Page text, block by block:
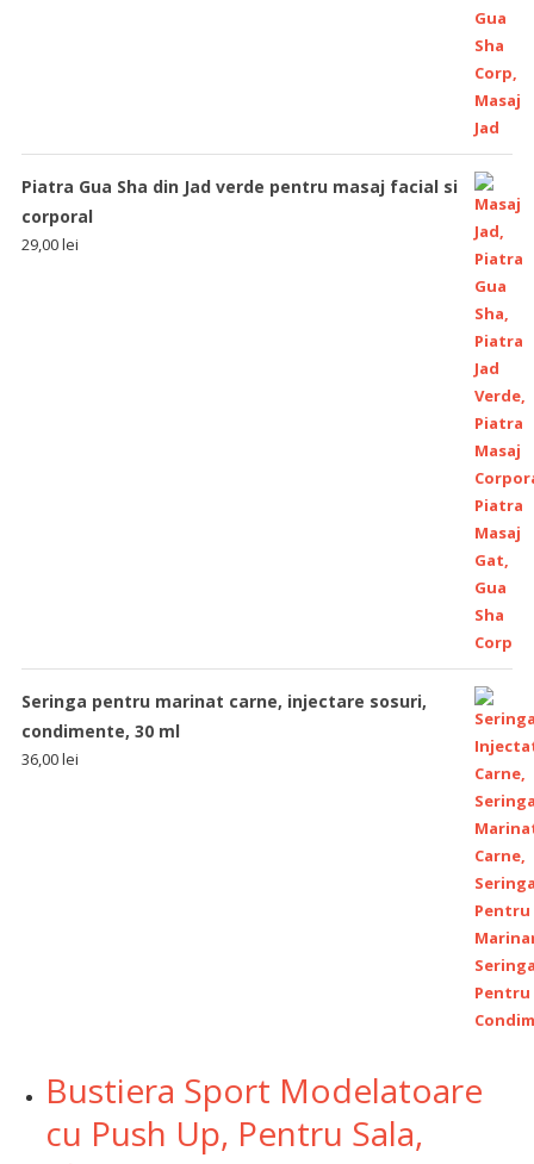
Piatra Gua Sha din Jad verde pentru masaj facial si
corporal
29,00lei
Seringa pentru marinat carne, injectare sosuri,
condimente, 30 ml
36,00lei
Bustiera Sport Modelatoare
cu Push Up, Pentru Sala,